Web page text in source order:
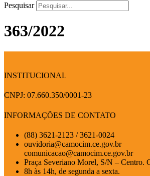
Pesquisar
363/2022
INSTITUCIONAL
CNPJ: 07.660.350/0001-23
INFORMAÇÕES DE CONTATO
(88) 3621-2123 / 3621-0024
ouvidoria@camocim.ce.gov.br
comunicacao@camocim.ce.gov.br
Praça Severiano Morel, S/N – Centro.
8h às 14h, de segunda a sexta.